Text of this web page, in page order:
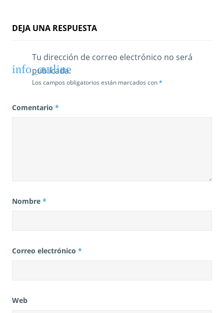
a
a
DEJA UNA RESPUESTA
Tu dirección de correo electrónico no será
publicada.
Los campos obligatorios están marcados con*
Comentario *
Nombre *
Correo electrónico *
Web